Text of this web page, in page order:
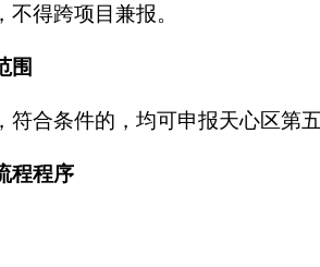
得跨项目兼报。
围
合条件的，均可申报天心区第
程程序